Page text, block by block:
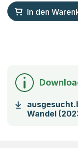
In den
Wandel